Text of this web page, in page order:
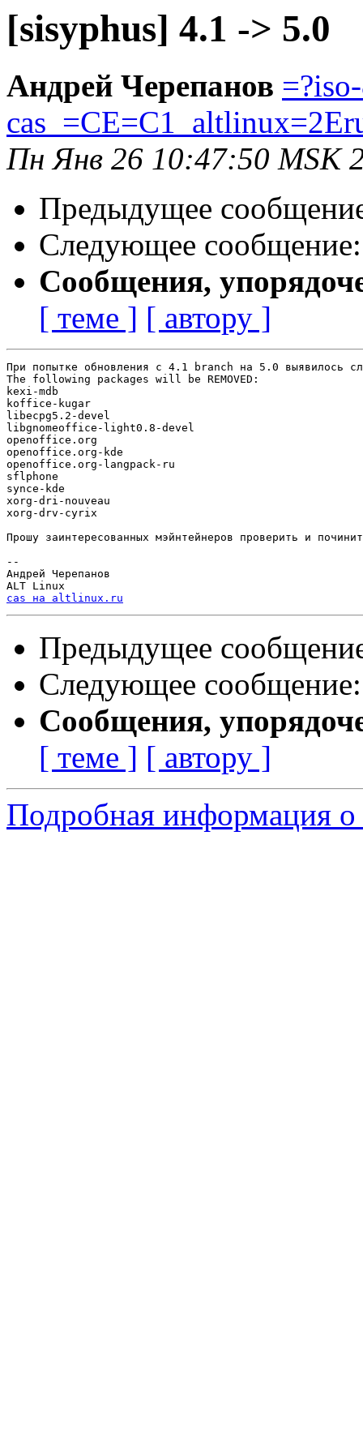
[sisyphus] 4.1 -> 5.0
Андрей Черепанов
Пн Янв 26 10:47:50 MSK
Предыдущее
Следующее
Сообщения,
[ теме ] [ автору ]
При попытке обновления с 4.1 branch на 5.0 выявилось
The following
kexi-mdb
koffice-kugar
libecpg5.2-devel
libgnomeoffice-light0.8-devel
openoffice.org
openoffice.org-kde
openoffice.org-langpack-ru
sflphone
synce-kde
xorg-dri-nouveau
xorg-drv-cyrix
Прошу заинтересованных мэйнтейнеров проверить и
--
Андрей Черепанов
cas на altlinux.ru
Предыдущее
Следующее
Сообщения,
[ теме ] [ автору ]
Подробная информация о